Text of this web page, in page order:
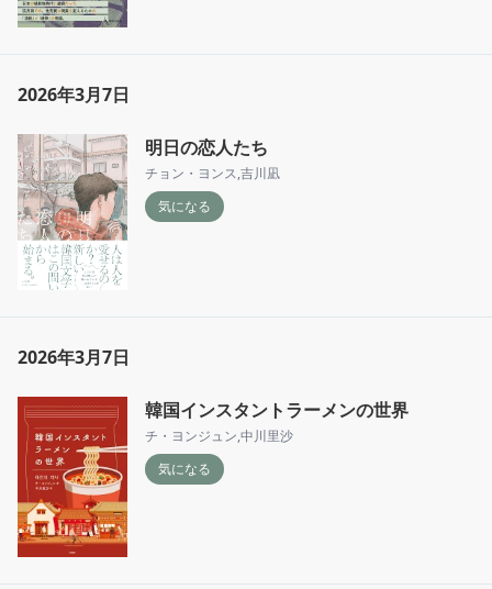
2026年3月7日
明日の恋人たち
チョン・ヨンス,吉川凪
気になる
2026年3月7日
韓国インスタントラーメンの世界
チ・ヨンジュン,中川里沙
気になる